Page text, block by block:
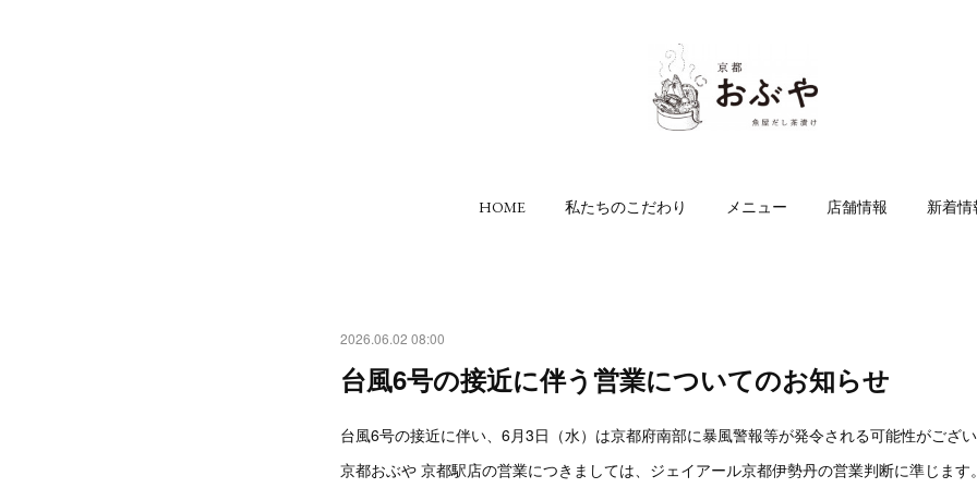
HOME 私たちのこだわり メニュー 店舗情報 新着情
2026.06.02 08:00
台風6号の接近に伴う営業についてのお知らせ
台風6号の接近に伴い、6月3日（水）は京都府南部に暴風警報等が発令される可能性がござい
京都おぶや 京都駅店の営業につきましては、ジェイアール京都伊勢丹の営業判断に準じます。